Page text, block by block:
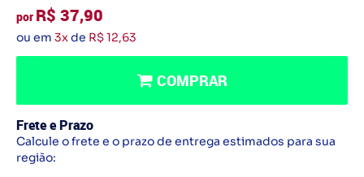
por R$ 37,90
ou em 3xde R$ 12,63
COMPRAR
Frete e Prazo
Calcule o frete e o prazo de entrega estimados para sua
região: